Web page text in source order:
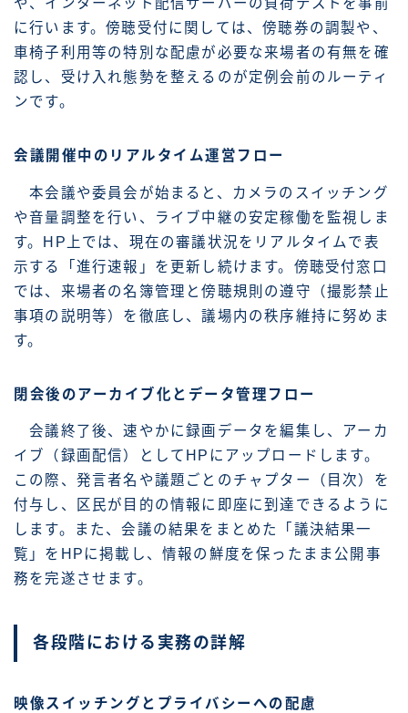
に行います。傍聴受付に関しては、傍聴券の調製や、
車椅子利用等の特別な配慮が必要な来場者の有無を確
認し、受け入れ態勢を整えるのが定例会前のルーティ
ンです。
会議開催中のリアルタイム運営フロー
本会議や委員会が始まると、カメラのスイッチング
や音量調整を行い、ライブ中継の安定稼働を監視しま
す。HP上では、現在の審議状況をリアルタイムで表
示する「進行速報」を更新し続けます。傍聴受付窓口
では、来場者の名簿管理と傍聴規則の遵守（撮影禁止
事項の説明等）を徹底し、議場内の秩序維持に努めま
す。
閉会後のアーカイブ化とデータ管理フロー
会議終了後、速やかに録画データを編集し、アーカ
イブ（録画配信）としてHPにアップロードします。
この際、発言者名や議題ごとのチャプター（目次）を
付与し、区民が目的の情報に即座に到達できるように
します。また、会議の結果をまとめた「議決結果一
覧」をHPに掲載し、情報の鮮度を保ったまま公開事
務を完遂させます。
各段階における実務の詳解
映像スイッチングとプライバシーへの配慮